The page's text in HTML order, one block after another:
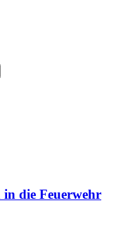
in die Feuerwehr